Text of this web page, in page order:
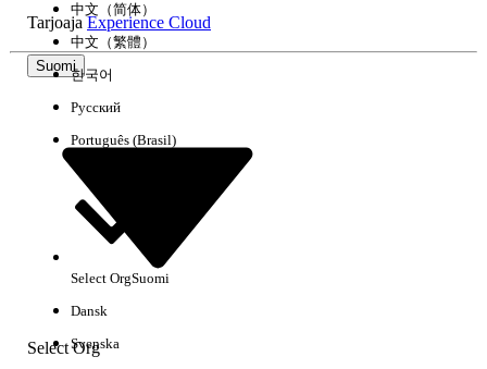
Tarkista avainsanojesi oikeinkirjoitus.
TarjoajaExperience Cloud
Suomi
Select Org
中文（简体）
中文（繁體）
한국어
Русский
Português (Brasil)
Select OrgSuomi
Dansk
Svenska